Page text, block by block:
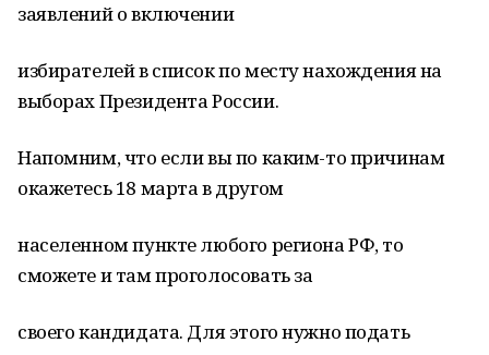
заявлений о включении
избирателей в список по месту нахождения на
выборах Президента России.
Напомним, что если вы по каким-то причинам
окажетесь 18 марта в другом
населенном пункте любого региона РФ, то
сможете и там проголосовать за
своего кандидата. Для этого нужно подать